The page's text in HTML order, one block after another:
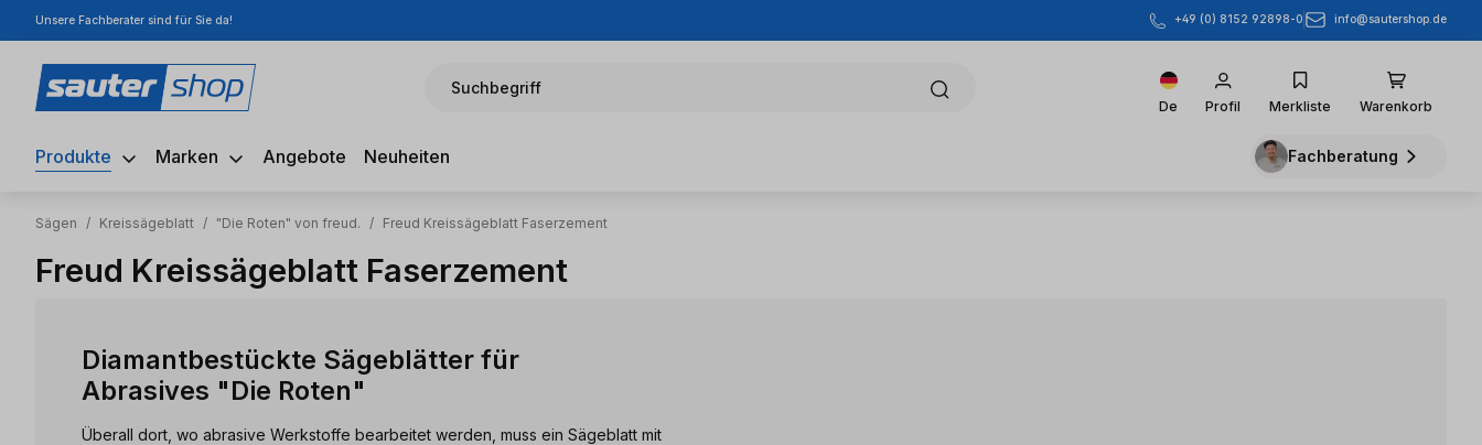
Hauptinhalt springen
Zur Suche springen
Zur Hauptnavigation springen
Unsere Fachberater sind für Sie da! +49 (0) 8152 92898-0 info@sautershop.de
Suchbegriff
De Profil Merkliste Warenkorb
Produkte Marken Angebote Neuheiten Fachberatung
Sägen / Kreissägeblatt / "Die Roten" von freud. / Freud Kreissägeblatt Faserzement
Freud Kreissägeblatt Faserzement
Diamantbestückte Sägeblätter für
Abrasives "Die Roten"
Überall dort, wo abrasive Werkstoffe bearbeitet werden, muss ein Sägeblatt mit